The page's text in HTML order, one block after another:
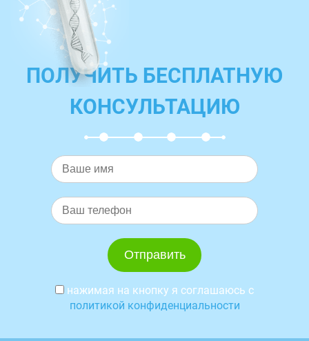
ПОЛУЧИТЬ БЕСПЛАТНУЮ
КОНСУЛЬТАЦИЮ
нажимая на кнопку я соглашаюсь с
политикой конфиденциальности